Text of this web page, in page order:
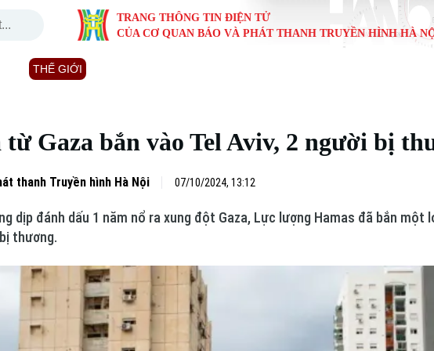
TRANG THÔNG TIN ĐIỆN TỬ
CỦA CƠ QUAN BÁO VÀ PHÁT THANH TRUYỀN HÌNH HÀ
tự
Hà Nội
khắc Hà Nội
Ẩm thực
THẾ GIỚI
Quân sự
Hồ sơ
Người Việt 4 phương
Cafe sáng
Tài chính Ngân hàng
Doanh nghiệp
Đầu tư
Căn hộ
Đất đai
Tàu
Xe máy
Thị trường
Tuyển sinh Làng nghề Dinh
từ Gaza bắn vào Tel Aviv, 2 người bị
thanh Truyền hình Hà Nội 07/10/2024, 13:12
dịp đánh dấu 1 năm nổ ra xung đột Gaza, Lực lượng Hamas đã bắn một
thương.